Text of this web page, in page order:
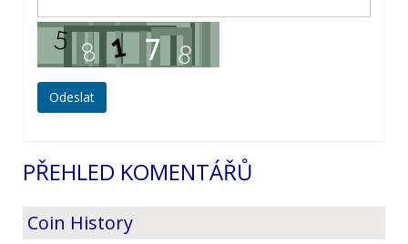
PŘEHLED KOMENTÁŘŮ
Coin History